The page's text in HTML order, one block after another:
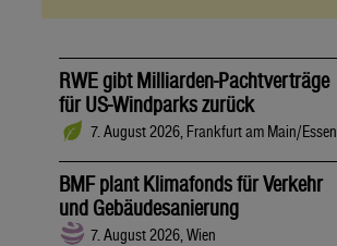
RWE gibt Milliarden-Pachtverträge
für US-Windparks zurück
7. August 2026, Frankfurt am Main/Essen
BMF plant Klimafonds für Verkehr
und Gebäudesanierung
7. August 2026, Wien